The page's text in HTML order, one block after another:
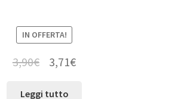
IN OFFERTA!
3,90€ 3,71€
Leggi tutto